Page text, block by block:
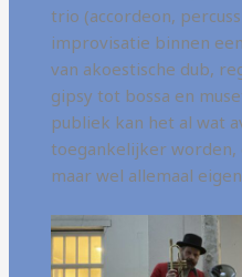
trio (accordeon,
improvisatie binnen
van akoestische dub,
gipsy tot bossa en
publiek kan het al wat
toegankelijker
maar wel allemaal